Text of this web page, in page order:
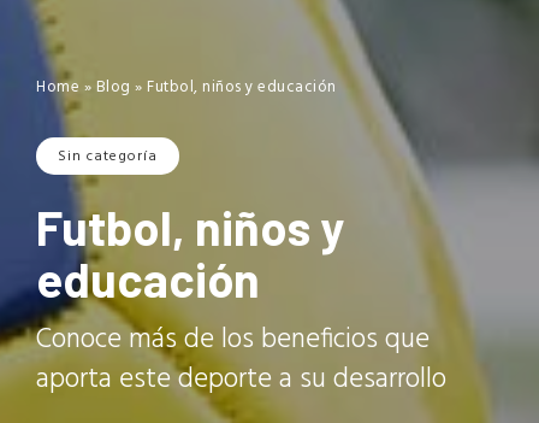
Home »Blog » Futbol, niños y educación
Sin categoría
Futbol, niños y
educación
Conoce más de los beneficios que
aporta este deporte a su desarrollo